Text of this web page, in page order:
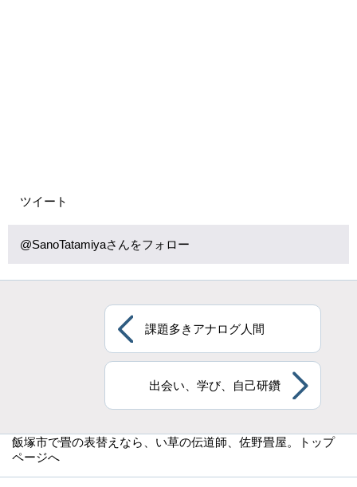
ツイート
@SanoTatamiyaさんをフォロー
課題多きアナログ人間
出会い、学び、自己研鑽
飯塚市で畳の表替えなら
、い草の伝道師、佐野畳屋。トップ
ページへ